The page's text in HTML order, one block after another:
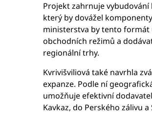
Projekt zahrnuje
který by dovážel
ministerstva by tento
obchodních režimů a
regionální trhy.
Kvrivišviliová také navrhla
expanze. Podle ní
umožňuje efektivní
Kavkaz, do Perského zálivu a